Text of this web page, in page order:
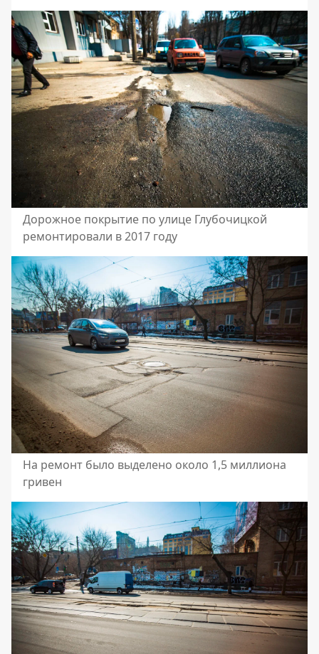
Дорожное покрытие по улице Глубочицкой
ремонтировали в 2017 году
На ремонт было выделено около 1,5 миллиона
гривен